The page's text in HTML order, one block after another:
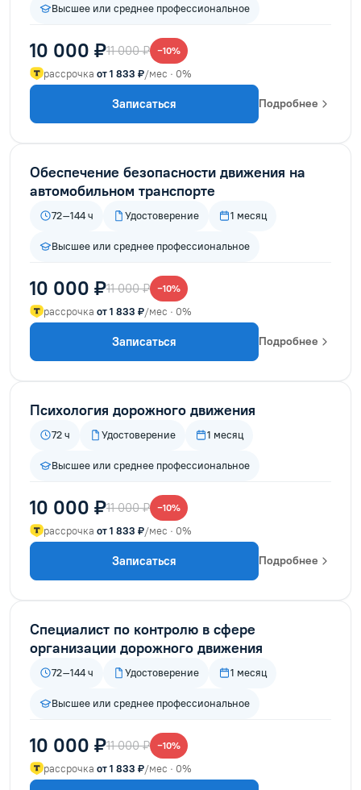
Высшее или среднее профессиональное
10 000 ₽11 000 ₽ −10%
рассрочка от 1 833 ₽/мес · 0%
Записаться Подробнее
Обеспечение безопасности движения на
автомобильном транспорте
72–144 ч Удостоверение 1 месяц
Высшее или среднее профессиональное
10 000 ₽11 000 ₽ −10%
рассрочка от 1 833 ₽/мес · 0%
Записаться Подробнее
Психология дорожного движения
72 ч Удостоверение 1 месяц
Высшее или среднее профессиональное
10 000 ₽11 000 ₽ −10%
рассрочка от 1 833 ₽/мес · 0%
Записаться Подробнее
Специалист по контролю в сфере
организации дорожного движения
72–144 ч Удостоверение 1 месяц
Высшее или среднее профессиональное
10 000 ₽11 000 ₽ −10%
рассрочка от 1 833 ₽/мес · 0%